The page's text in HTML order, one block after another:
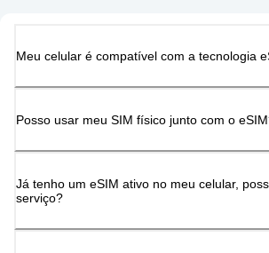
Meu celular é compatível com a tecnologia
Posso usar meu SIM físico junto com o
Já tenho um eSIM ativo no meu celular,
serviço?